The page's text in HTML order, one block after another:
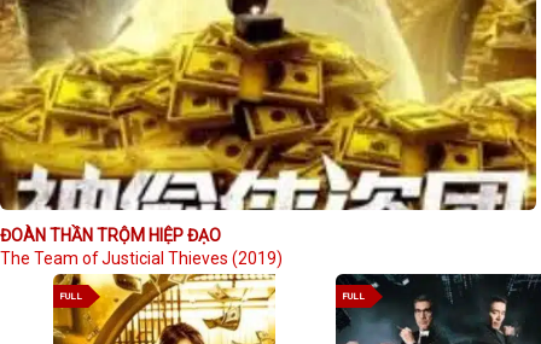
ĐOÀN THẦN TRỘM HIỆP ĐẠO
The Team of Justicial Thieves (2019)
FULL FULL